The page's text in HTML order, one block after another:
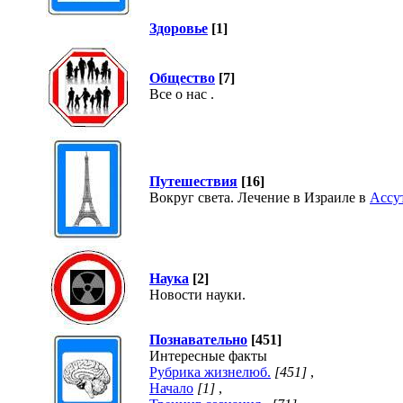
Здоровье [1]
Общество [7]
Все о нас .
Путешествия [16]
Вокруг света. Лечение в Израиле в
Наука [2]
Новости науки.
Познавательно [451]
Интересные факты
Рубрика жизнелюб. [451] ,
Начало [1] ,